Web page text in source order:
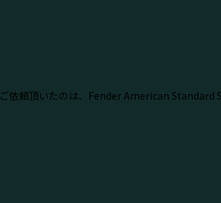
ご依頼頂いたのは、Fender American